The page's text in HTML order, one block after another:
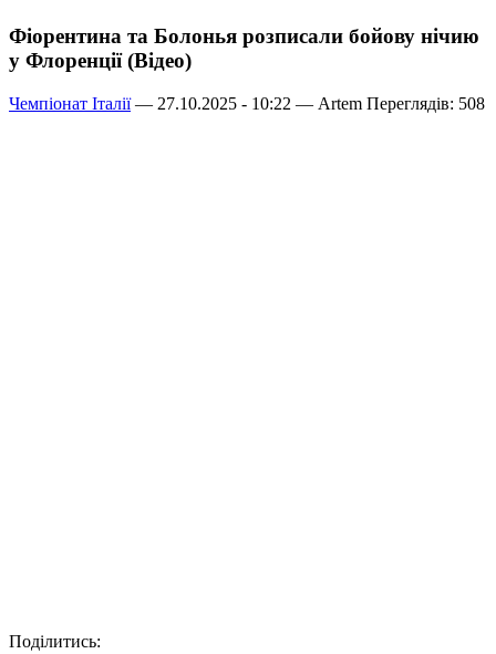
Фіорентина та Болонья розписали бойову нічию
у Флоренції (Відео)
Чемпіонат Італії— 27.10.2025 - 10:22 — Artem Переглядів: 508
Поділитись: